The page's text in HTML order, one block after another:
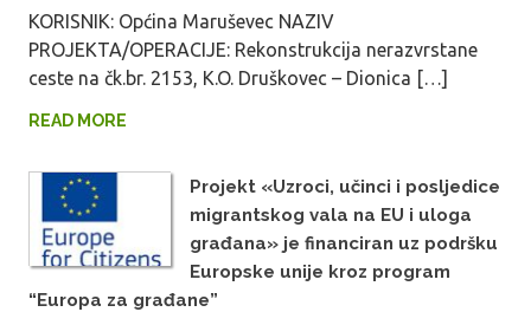
KORISNIK: Općina Maruševec NAZIV
PROJEKTA/OPERACIJE: Rekonstrukcija nerazvrstane
ceste na čk.br. 2153, K.O. Druškovec – Dionica […]
READ MORE
Projekt «Uzroci, učinci i posljedice
migrantskog vala na EU i uloga
građana» je financiran uz podršku
Europske unije kroz program
“Europa za građane”